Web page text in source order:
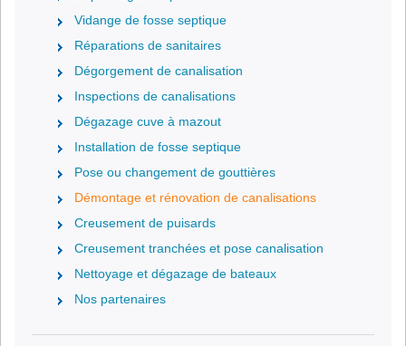
Vidange de fosse septique
Réparations de sanitaires
Dégorgement de canalisation
Inspections de canalisations
Dégazage cuve à mazout
Installation de fosse septique
Pose ou changement de gouttières
Démontage et rénovation de canalisations
Creusement de puisards
Creusement tranchées et pose canalisation
Nettoyage et dégazage de bateaux
Nos partenaires